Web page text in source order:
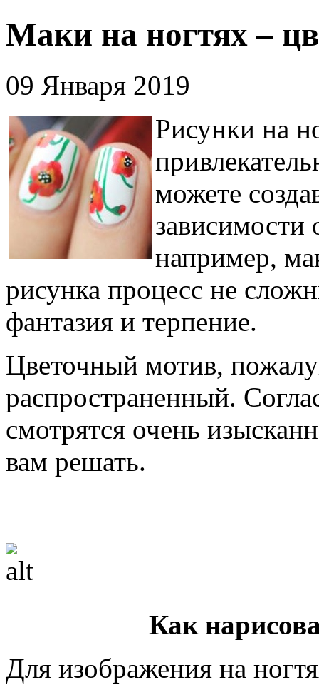
Маки на ногтях –
09 Января 2019
Рисунки на
можете
зависимости
например,
рисунка процесс не
фантазия и терпение.
Цветочный мотив,
распространенный.
смотрятся очень
вам решать.
Как
Для изображения на